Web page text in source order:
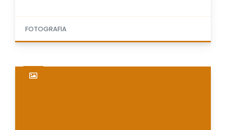
FOTOGRAFIA